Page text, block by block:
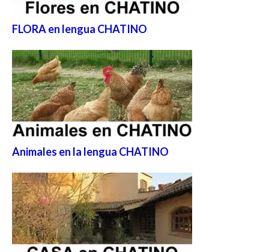
FLORA en lengua CHATINO
Animales en la lengua CHATINO